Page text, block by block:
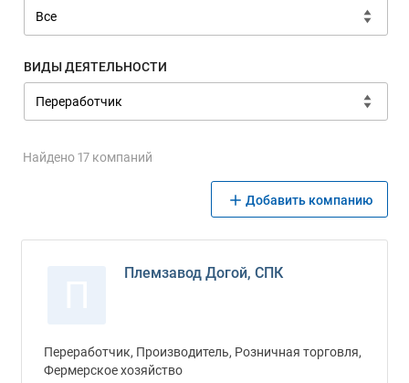
ВИДЫ ДЕЯТЕЛЬНОСТИ
Найдено 17 компаний
Добавить компанию
Племзавод Догой, СПК
Переработчик, Производитель, Розничная торговля,
Фермерское хозяйство